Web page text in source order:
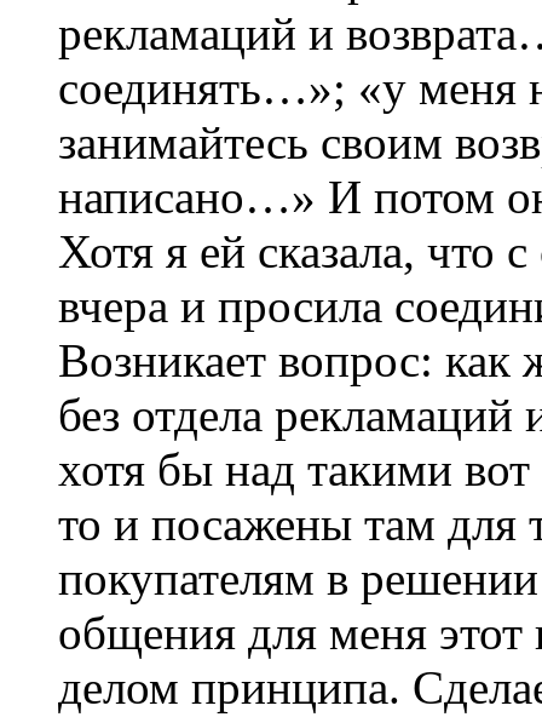
рекламаций и
соединять…»; «у меня
занимайтесь своим
написано…» И потом
Хотя я ей сказала, что
вчера и просила
Возникает вопрос: как
без отдела рекламаций
хотя бы над такими
то и посажены там для
покупателям в
общения для меня
делом принципа.